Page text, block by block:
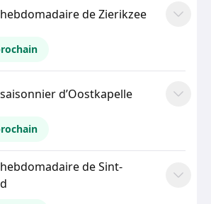
de Zierikzee
d’Oostkapelle
de Sint-